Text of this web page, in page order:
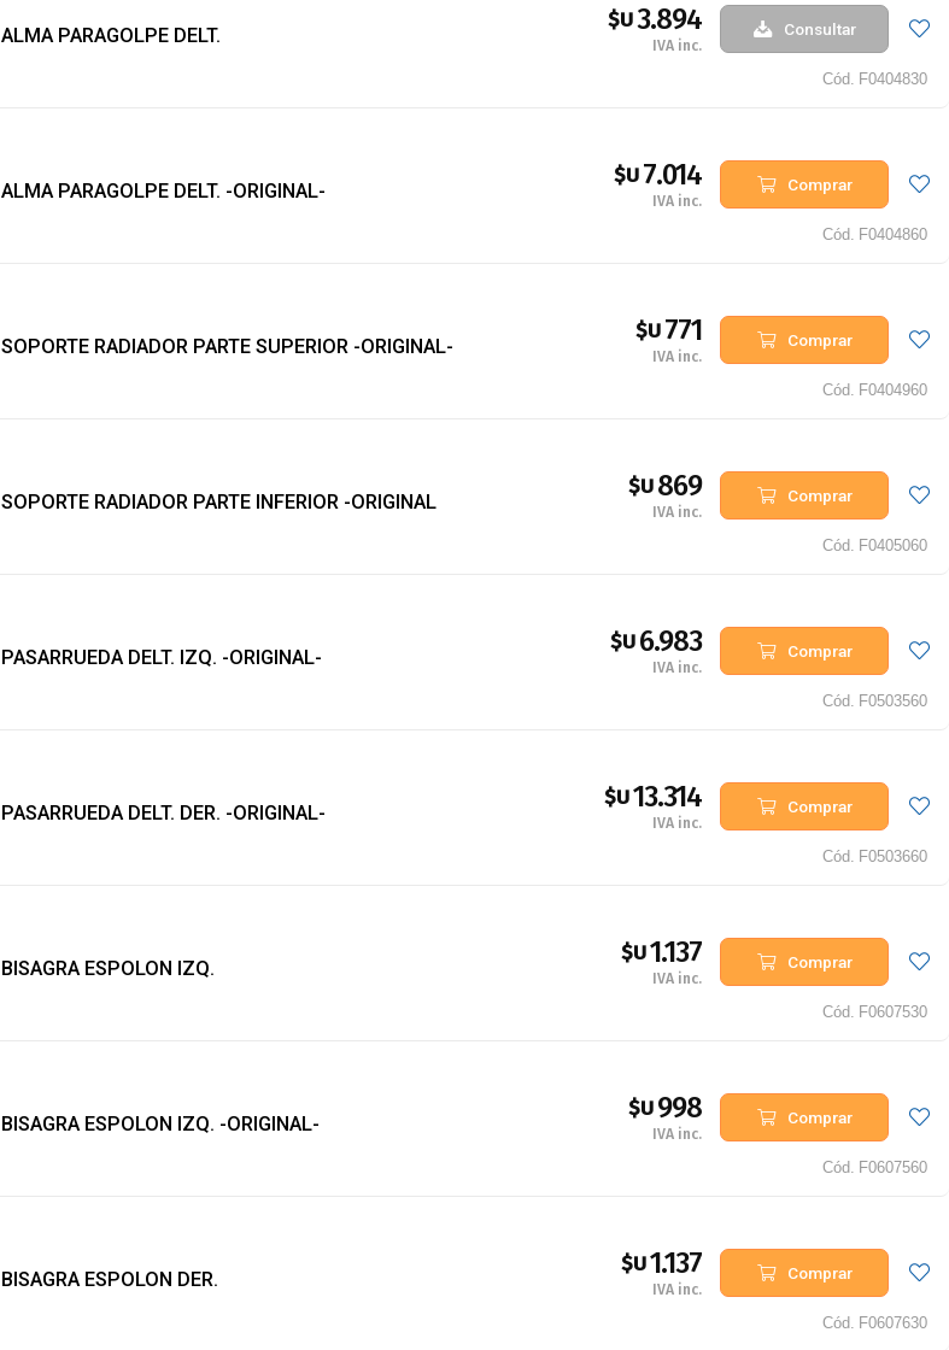
ALMA PARAGOLPE DELT.
$U3.894
IVA inc.
Consultar
Cód. F0404830
ALMA PARAGOLPE DELT. -ORIGINAL-
$U7.014
IVA inc.
Comprar
Cód. F0404860
SOPORTE RADIADOR PARTE SUPERIOR -ORIGINAL-
$U771
IVA inc.
Comprar
Cód. F0404960
SOPORTE RADIADOR PARTE INFERIOR -ORIGINAL
$U869
IVA inc.
Comprar
Cód. F0405060
PASARRUEDA DELT. IZQ. -ORIGINAL-
$U6.983
IVA inc.
Comprar
Cód. F0503560
PASARRUEDA DELT. DER. -ORIGINAL-
$U13.314
IVA inc.
Comprar
Cód. F0503660
BISAGRA ESPOLON IZQ.
$U1.137
IVA inc.
Comprar
Cód. F0607530
BISAGRA ESPOLON IZQ. -ORIGINAL-
$U998
IVA inc.
Comprar
Cód. F0607560
BISAGRA ESPOLON DER.
$U1.137
IVA inc.
Comprar
Cód. F0607630